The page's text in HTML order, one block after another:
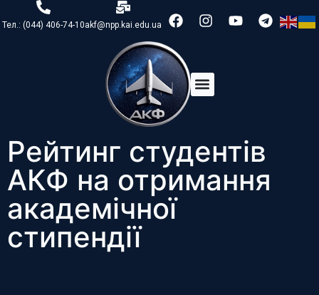
Тел.: (044) 406-74-10akf@npp.kai.edu.ua
Рейтинг студентів
АКФ на отримання
академічної
стипендії